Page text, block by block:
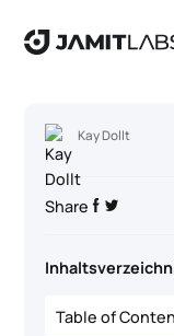
Kay Dollt
Share
Table of